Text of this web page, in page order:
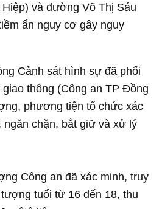
và đường Võ Thị Sáu
ẩn nguy cơ gây nguy
Cảnh sát hình sự đã phối
thông (Công an TP Đồng
phương tiện tổ chức xác
ngăn chặn, bắt giữ và xử lý
Công an đã xác minh, truy
tuổi từ 16 đến 18, thu